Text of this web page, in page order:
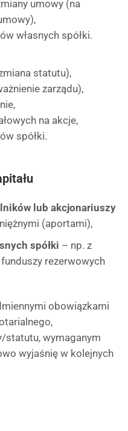
umowy (na
własnych spółki.
statutu),
zarządu),
na akcje,
spółki.
lub akcjonariuszy
(aportami),
spółki – np. z
rezerwowych
obowiązkami
statutu, wymaganym
wyjaśnię w kolejnych